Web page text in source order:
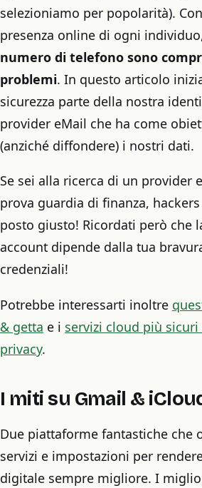
selezioniamo per popolarità).
presenza online di ogni
numero di telefono sono
problemi. In questo articolo
sicurezza parte della nostra
provider eMail che ha come
(anziché diffondere) i nostri dati.
Se sei alla ricerca di un provider
prova guardia di finanza,
posto giusto! Ricordati però che
account dipende dalla tua
credenziali!
Potrebbe interessarti inoltre
& getta e i servizi cloud più
privacy.
I miti su Gmail &
Due piattaforme fantastiche che
servizi e impostazioni per
digitale sempre migliore. I